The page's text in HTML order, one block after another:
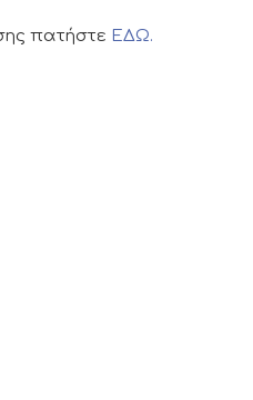
πατήστε ΕΔΩ.